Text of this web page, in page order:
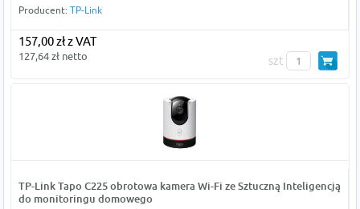
Producent: TP-Link
157,00 zł z VAT
127,64 zł netto szt
TP-Link Tapo C225 obrotowa kamera Wi-Fi ze Sztuczną Inteligencją
do monitoringu domowego